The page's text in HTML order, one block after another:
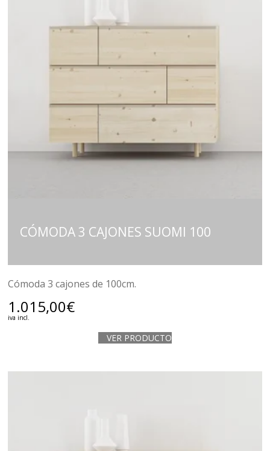
CÓMODA 3 CAJONES SUOMI 100
Cómoda 3 cajones de 100cm.
1.015,00€
iva incl.
VER PRODUCTO